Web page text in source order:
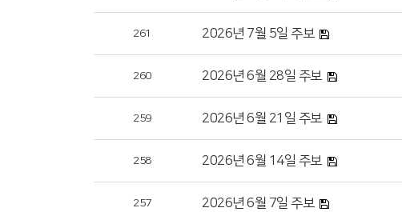
261 2026년 7월 5일 주보
260 2026년 6월 28일 주보
259 2026년 6월 21일 주보
258 2026년 6월 14일 주보
257 2026년 6월 7일 주보